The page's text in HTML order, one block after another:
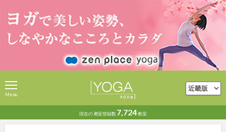
現在の教室登録数 7,724教室
Menu